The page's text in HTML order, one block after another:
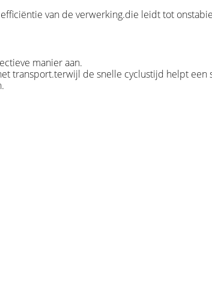
van de verwerking.die leidt tot
manier aan.
transport.terwijl de snelle cyclustijd helpt